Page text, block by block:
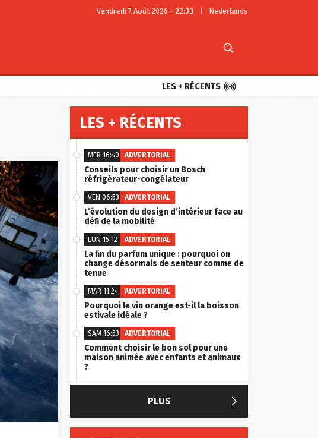
Vendredi 7 Août 2026 - 22:33 Nederlands

LES + RÉCENTS 
LES + RÉCENTS
MER 16:40 ADVERTORIAL
Conseils pour choisir un Bosch
réfrigérateur-congélateur
VEN 06:53 ADVERTORIAL
L’évolution du design d’intérieur face au
défi de la mobilité
LUN 15:12 ADVERTORIAL
La fin du parfum unique : pourquoi on
change désormais de senteur comme de
tenue
MAR 11:24 ADVERTORIAL
Pourquoi le vin orange est-il la boisson
estivale idéale ?
SAM 16:53 ADVERTORIAL
Comment choisir le bon sol pour une
maison animée avec enfants et animaux
?
PLUS 